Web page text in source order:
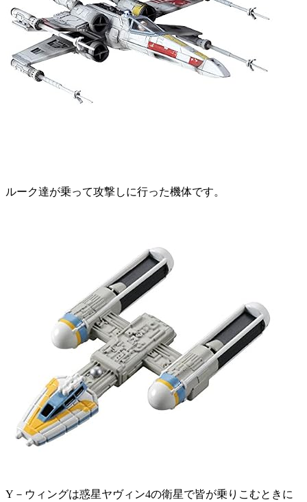
ルーク達が乗って攻撃しに行った機体です。
Y－ウィングは惑星ヤヴィン4の衛星で皆が乗りこむときに